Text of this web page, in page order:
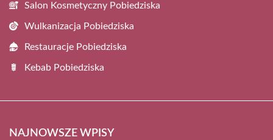
Salon Kosmetyczny Pobiedziska
Wulkanizacja Pobiedziska
Restauracje Pobiedziska
Kebab Pobiedziska
NAJNOWSZE WPISY